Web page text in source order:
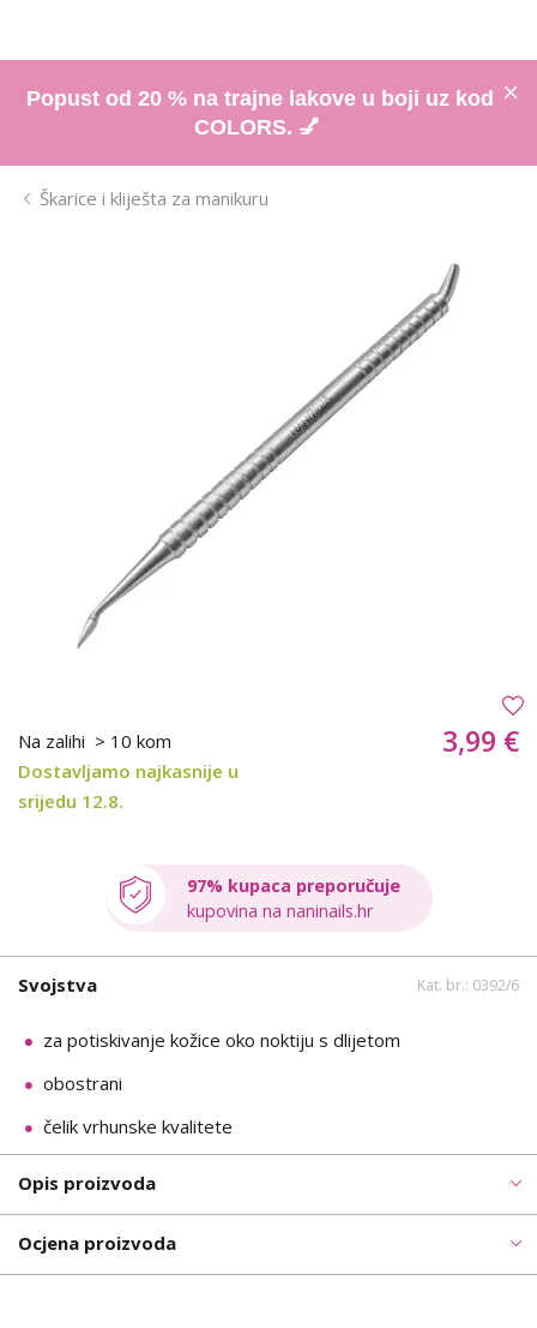
Popust od 20 % na trajne lakove u boji uz kod
COLORS. 💅
Škarice i kliješta za manikuru
Na zalihi > 10 kom
Dostavljamo najkasnije u
srijedu 12.8.
3,99 €
97% kupaca preporučuje
kupovina na naninails.hr
Svojstva Kat. br.: 0392/6
za potiskivanje kožice oko noktiju s dlijetom
obostrani
čelik vrhunske kvalitete
Opis proizvoda
Ocjena proizvoda